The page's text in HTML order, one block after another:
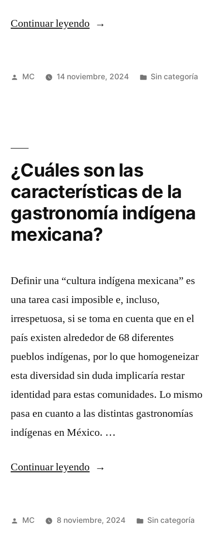
Continuar leyendo“¿Cuál
importancia
Publicado
MC 14 noviembre, 2024
Publicada
Sin categoría
¿Cuáles son las
características de la
gastronomía indígena
mexicana?
Definir una “cultura indígena mexicana” es
una tarea casi imposible e, incluso,
irrespetuosa, si se toma en cuenta que en el
país existen alrededor de 68 diferentes
pueblos indígenas, por lo que homogeneizar
esta diversidad sin duda implicaría restar
identidad para estas comunidades. Lo mismo
pasa en cuanto a las distintas gastronomías
indígenas en México. …
Continuar leyendo“¿Cuáles
características
Publicado
MC 8 noviembre, 2024
Publicada
Sin categoría